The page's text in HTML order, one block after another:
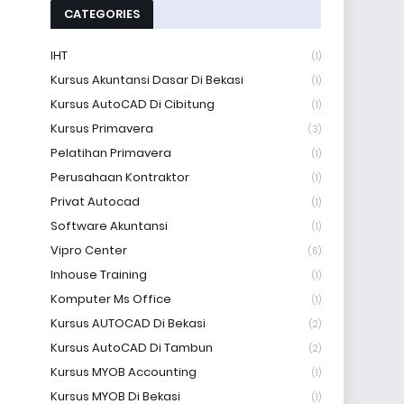
CATEGORIES
IHT (1)
Kursus Akuntansi Dasar Di Bekasi (1)
Kursus AutoCAD Di Cibitung (1)
Kursus Primavera (3)
Pelatihan Primavera (1)
Perusahaan Kontraktor (1)
Privat Autocad (1)
Software Akuntansi (1)
Vipro Center (6)
Inhouse Training (1)
Komputer Ms Office (1)
Kursus AUTOCAD Di Bekasi (2)
Kursus AutoCAD Di Tambun (2)
Kursus MYOB Accounting (1)
Kursus MYOB Di Bekasi (1)